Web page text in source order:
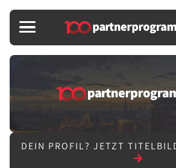
DEIN PROFIL? JETZT